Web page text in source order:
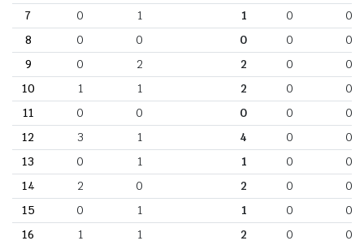
7
0 1 1 0
0
8
0 0 0 0
0
9
0 2 2 0
0
10
1 1 2 0
0
11
0 0 0 0
0
12
3 1 4 0
0
13
0 1 1 0
0
14
2 0 2 0
0
15
0 1 1 0
0
16
1 1 2 0
0